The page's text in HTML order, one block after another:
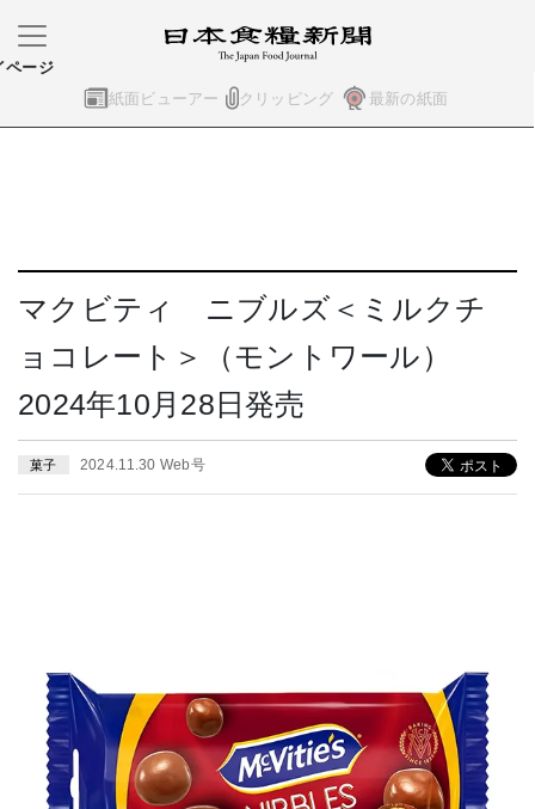
紙面ビューアー クリッピング 最新の紙面
ページ
マクビティ ニブルズ＜ミルクチ
ョコレート＞（モントワール）
2024年10月28日発売
菓子 2024.11.30 Web号